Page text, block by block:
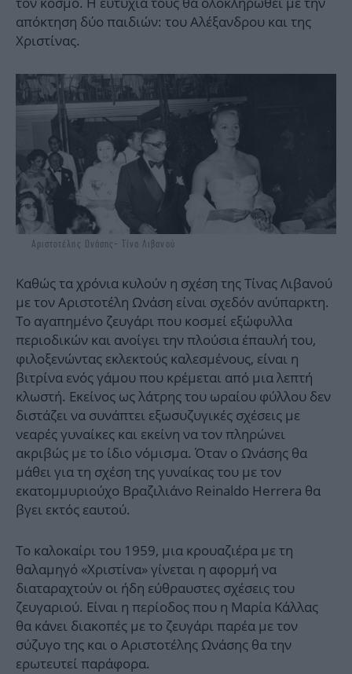
απόκτηση δύο παιδιών: του Αλέξανδρου και της
Χριστίνας.
Αριστοτέλης Ωνάσης- Τίνα Λιβανού
Καθώς τα χρόνια κυλούν η σχέση της Τίνας Λιβανού
με τον Αριστοτέλη Ωνάση είναι σχεδόν ανύπαρκτη.
Το αγαπημένο ζευγάρι που κοσμεί εξώφυλλα
περιοδικών και ανοίγει την πλούσια έπαυλή του,
φιλοξενώντας εκλεκτούς καλεσμένους, είναι η
βιτρίνα ενός γάμου που κρέμεται από μια λεπτή
κλωστή. Εκείνος ως λάτρης του ωραίου φύλλου δεν
διστάζει να συνάπτει εξωσυζυγικές σχέσεις με
νεαρές γυναίκες και εκείνη να τον πληρώνει
ακριβώς με το ίδιο νόμισμα. Όταν ο Ωνάσης θα
μάθει για τη σχέση της γυναίκας του με τον
εκατομμυριούχο Βραζιλιάνο Reinaldo Herrera θα
βγει εκτός εαυτού.
Το καλοκαίρι του 1959, μια κρουαζιέρα με τη
θαλαμηγό «Χριστίνα» γίνεται η αφορμή να
διαταραχτούν οι ήδη εύθραυστες σχέσεις του
ζευγαριού. Είναι η περίοδος που η Μαρία Κάλλας
θα κάνει διακοπές με το ζευγάρι παρέα με τον
σύζυγο της και ο Αριστοτέλης Ωνάσης θα την
ερωτευτεί παράφορα.